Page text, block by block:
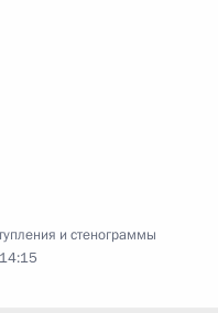
и стенограммы